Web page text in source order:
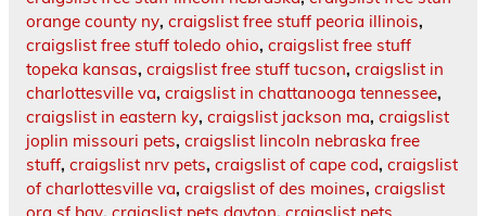
orange county ny, craigslist free stuff peoria illinois,
craigslist free stuff toledo ohio, craigslist free stuff
topeka kansas, craigslist free stuff tucson, craigslist in
charlottesville va, craigslist in chattanooga tennessee,
craigslist in eastern ky, craigslist jackson ma, craigslist
joplin missouri pets, craigslist lincoln nebraska free
stuff, craigslist nrv pets, craigslist of cape cod, craigslist
of charlottesville va, craigslist of des moines, craigslist